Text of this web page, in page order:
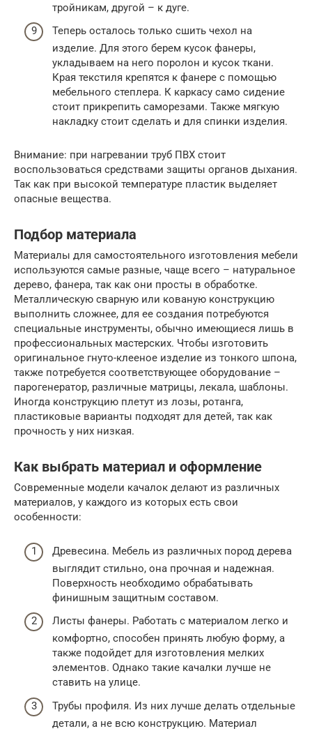
тройникам, другой – к дуге.
Теперь осталось только сшить чехол на
изделие. Для этого берем кусок фанеры,
укладываем на него поролон и кусок ткани.
Края текстиля крепятся к фанере с помощью
мебельного степлера. К каркасу само сидение
стоит прикрепить саморезами. Также мягкую
накладку стоит сделать и для спинки изделия.
Внимание: при нагревании труб ПВХ стоит
воспользоваться средствами защиты органов дыхания.
Так как при высокой температуре пластик выделяет
опасные вещества.
Подбор материала
Материалы для самостоятельного изготовления мебели
используются самые разные, чаще всего – натуральное
дерево, фанера, так как они просты в обработке.
Металлическую сварную или кованую конструкцию
выполнить сложнее, для ее создания потребуются
специальные инструменты, обычно имеющиеся лишь в
профессиональных мастерских. Чтобы изготовить
оригинальное гнуто-клееное изделие из тонкого шпона,
также потребуется соответствующее оборудование –
парогенератор, различные матрицы, лекала, шаблоны.
Иногда конструкцию плетут из лозы, ротанга,
пластиковые варианты подходят для детей, так как
прочность у них низкая.
Как выбрать материал и оформление
Современные модели качалок делают из различных
материалов, у каждого из которых есть свои
особенности:
Древесина. Мебель из различных пород дерева
выглядит стильно, она прочная и надежная.
Поверхность необходимо обрабатывать
финишным защитным составом.
Листы фанеры. Работать с материалом легко и
комфортно, способен принять любую форму, а
также подойдет для изготовления мелких
элементов. Однако такие качалки лучше не
ставить на улице.
Трубы профиля. Из них лучше делать отдельные
детали, а не всю конструкцию. Материал